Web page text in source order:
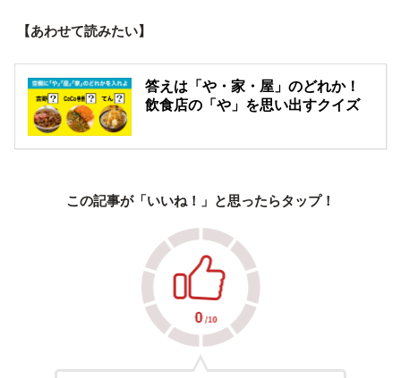
【あわせて読みたい】
答えは「や・家・屋」のどれか！
飲食店の「や」を思い出すクイズ
この記事が「いいね！」と思ったらタップ！